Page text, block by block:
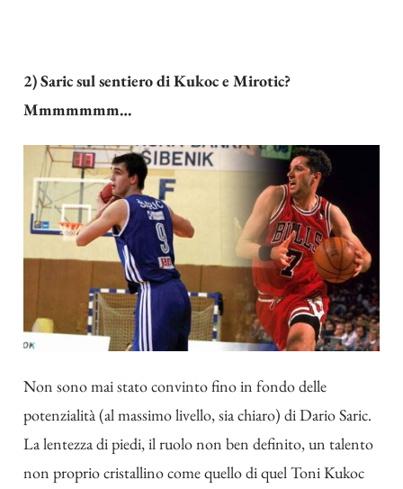
2) Saric sul sentiero di Kukoc e Mirotic?
Mmmmmmm…
Non sono mai stato convinto fino in fondo delle
potenzialità (al massimo livello, sia chiaro) di Dario Saric.
La lentezza di piedi, il ruolo non ben definito, un talento
non proprio cristallino come quello di quel Toni Kukoc